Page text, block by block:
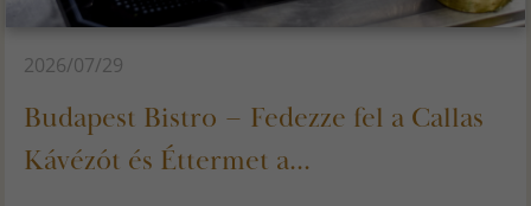
2026/07/29
Budapest Bistro – Fedezze fel a Callas
Kávézót és Éttermet a...